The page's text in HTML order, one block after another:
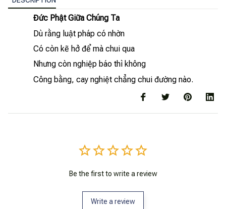
Đức Phật Giữa Chúng Ta
Dù rằng luật pháp có nhờn
Có còn kẽ hở để mà chui qua
Nhưng còn nghiệp báo thì không
Công bằng, cay nghiệt chẳng chui đường nào.
Be the first to write a review
Write a review